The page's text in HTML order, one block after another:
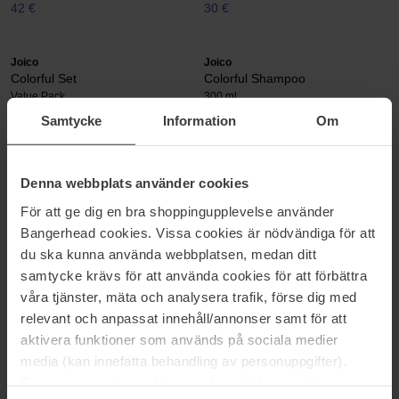
Samtycke Information Om
Denna webbplats använder cookies
För att ge dig en bra shoppingupplevelse använder
Bangerhead cookies. Vissa cookies är nödvändiga för att
du ska kunna använda webbplatsen, medan ditt
samtycke krävs för att använda cookies för att förbättra
våra tjänster, mäta och analysera trafik, förse dig med
relevant och anpassat innehåll/annonser samt för att
aktivera funktioner som används på sociala medier
media (kan innefatta behandling av personuppgifter).
42 € 30 €
Joico
Colorful Set
Value Pack
Joico
Colorful Shampoo
300 ml
33 €
Pagina 1 van 4
Meer tonen
JOICO
Joico ontwikkelt innovatieve haarverzorgingsproducten van de
hoogste kwaliteit. Door voortdurend nieuwe geavanceerde